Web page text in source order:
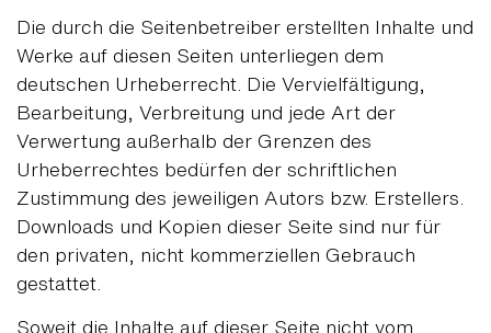
Die durch die Seitenbetreiber erstellten Inhalte und
Werke auf diesen Seiten unterliegen dem
deutschen Urheberrecht. Die Vervielfältigung,
Bearbeitung, Verbreitung und jede Art der
Verwertung außerhalb der Grenzen des
Urheberrechtes bedürfen der schriftlichen
Zustimmung des jeweiligen Autors bzw. Erstellers.
Downloads und Kopien dieser Seite sind nur für
den privaten, nicht kommerziellen Gebrauch
gestattet.
Soweit die Inhalte auf dieser Seite nicht vom